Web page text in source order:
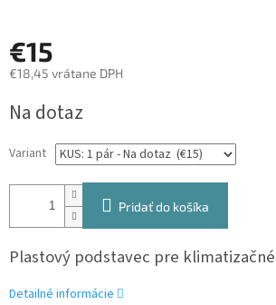
€15
€18,45 vrátane DPH
cena:
Na dotaz
Variant
Pridať do košíka
Plastový podstavec pre
Detailné informácie